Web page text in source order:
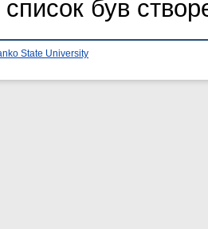
був
State University